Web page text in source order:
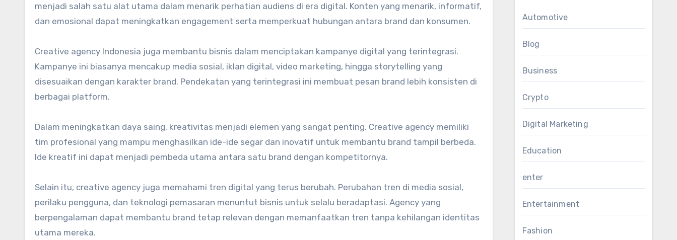
menjadi salah satu alat utama dalam menarik perhatian audiens di era digital. Konten yang menarik, informatif,
dan emosional dapat meningkatkan engagement serta memperkuat hubungan antara brand dan konsumen.
Creative agency Indonesia juga membantu bisnis dalam menciptakan kampanye digital yang terintegrasi.
Kampanye ini biasanya mencakup media sosial, iklan digital, video marketing, hingga storytelling yang
disesuaikan dengan karakter brand. Pendekatan yang terintegrasi ini membuat pesan brand lebih konsisten di
berbagai platform.
Dalam meningkatkan daya saing, kreativitas menjadi elemen yang sangat penting. Creative agency memiliki
tim profesional yang mampu menghasilkan ide-ide segar dan inovatif untuk membantu brand tampil berbeda.
Ide kreatif ini dapat menjadi pembeda utama antara satu brand dengan kompetitornya.
Selain itu, creative agency juga memahami tren digital yang terus berubah. Perubahan tren di media sosial,
perilaku pengguna, dan teknologi pemasaran menuntut bisnis untuk selalu beradaptasi. Agency yang
berpengalaman dapat membantu brand tetap relevan dengan memanfaatkan tren tanpa kehilangan identitas
utama mereka.
Automotive
Blog
Business
Crypto
Digital Marketing
Education
enter
Entertainment
Fashion